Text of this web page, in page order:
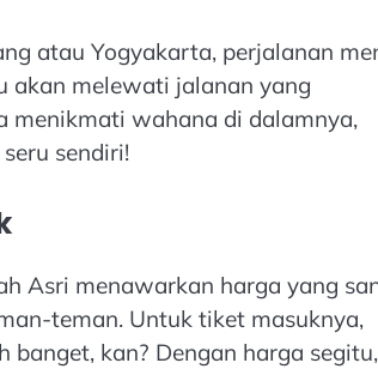
atau Yogyakarta, perjalanan
akan melewati jalanan yang
menikmati wahana di dalamnya,
sendiri!
Asri menawarkan harga yang
teman. Untuk tiket masuknya,
banget, kan? Dengan harga segitu,